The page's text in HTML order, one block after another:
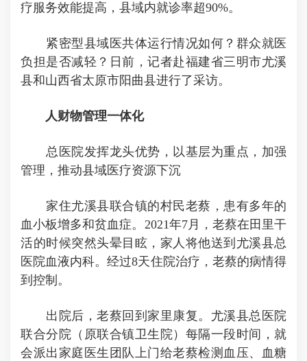
疗服务效能提高，县域内就诊率超90%。
紧密型县域医共体运行情况如何？群众就医
负担是否减轻？日前，记者赴福建省三明市尤溪
县和山西省太原市阳曲县进行了采访。
人财物管理一体化
总医院发挥龙头优势，以基层为重点，加强
管理，推动县域医疗资源下沉
家住尤溪县联合镇的村民老蔡，患有多年的
血小板增多和贫血症。2021年7月，老蔡在田里干
活的时候突然头晕目眩，家人将他送到尤溪县总
医院血液内科。经过8天住院治疗，老蔡的病情得
到控制。
出院后，老蔡回到家里康复。尤溪县总医院
联合分院（原联合镇卫生院）每隔一段时间，就
会派出家庭医生团队上门给老蔡检测血压、血糖